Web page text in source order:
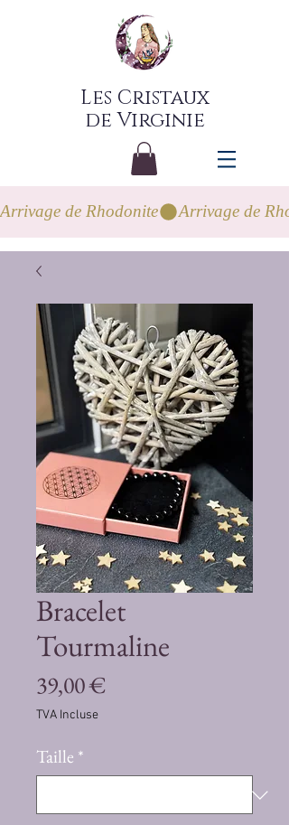
Les Cristaux
de Virginie
Arrivage de Rhodonite
Bracelet
Tourmaline
39,00 €Prix
TVA Incluse
Taille *